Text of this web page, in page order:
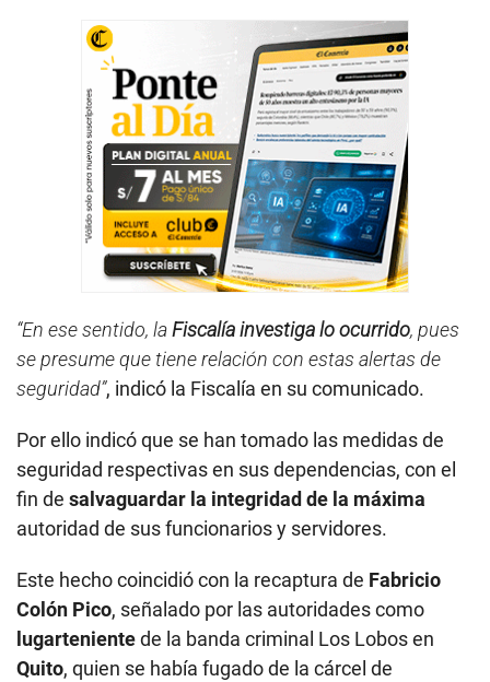
“En ese sentido, laFiscalía investiga lo ocurrido, pues
se presume que tiene relación con estas alertas de
seguridad”, indicó la Fiscalía en su comunicado.
Por ello indicó que se han tomado las medidas de
seguridad respectivas en sus dependencias, con el
fin de salvaguardar la integridad de la máxima
autoridad de sus funcionarios y servidores.
Este hecho coincidió con la recaptura de Fabricio
Colón Pico, señalado por las autoridades como
lugartenientede la banda criminal Los Lobos en
Quito, quien se había fugado de la cárcel de